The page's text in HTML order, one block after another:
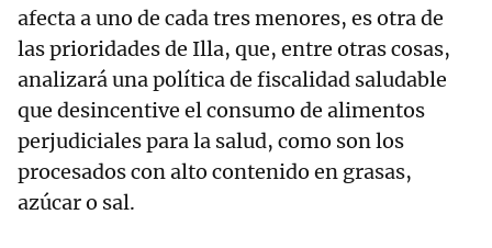
afecta a uno de cada tres menores, es otra de
las prioridades de Illa, que, entre otras cosas,
analizará una política de fiscalidad saludable
que desincentive el consumo de alimentos
perjudiciales para la salud, como son los
procesados con alto contenido en grasas,
azúcar o sal.